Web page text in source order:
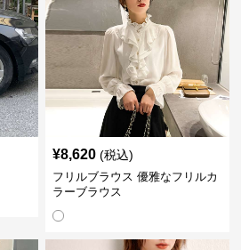
¥8,620 (税込)
フリルブラウス 優雅なフリルカ
ラーブラウス